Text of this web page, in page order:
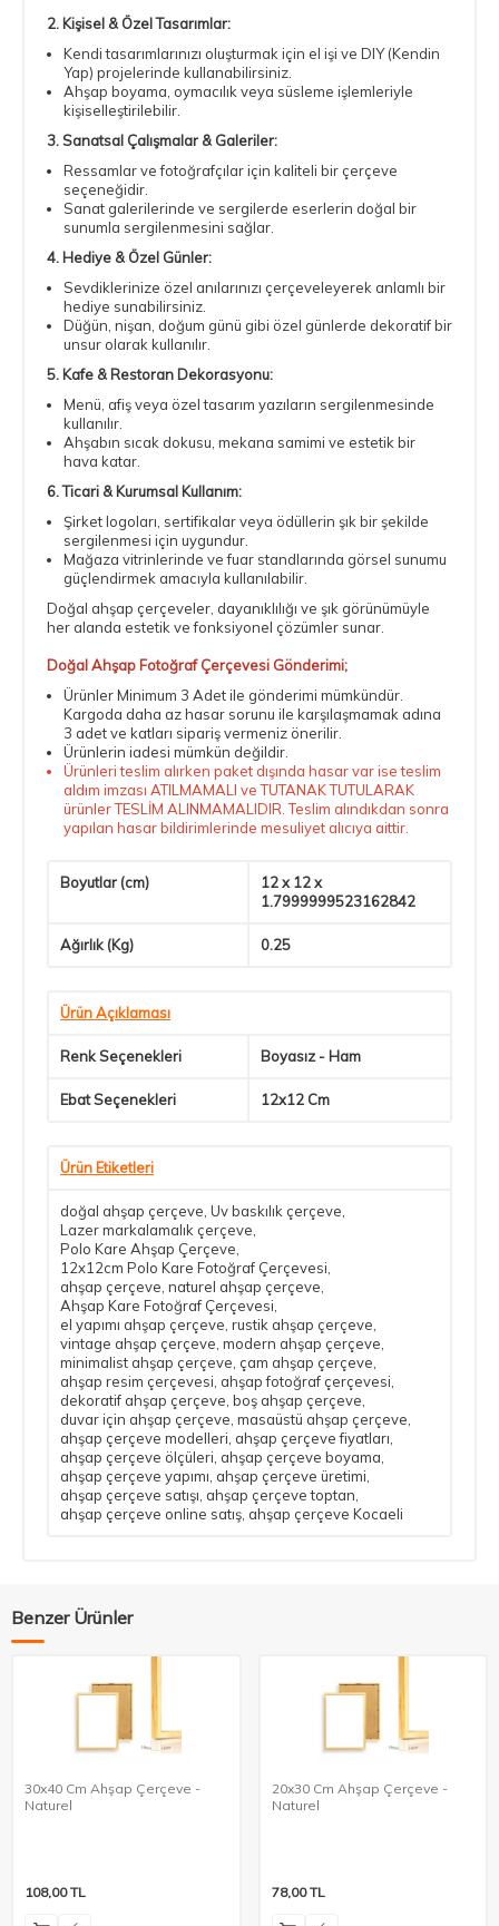
2. Kişisel & Özel Tasarımlar:
Kendi tasarımlarınızı oluşturmak için el işi ve DIY (Kendin
Yap) projelerinde kullanabilirsiniz.
Ahşap boyama, oymacılık veya süsleme işlemleriyle
kişiselleştirilebilir.
3. Sanatsal Çalışmalar & Galeriler:
Ressamlar ve fotoğrafçılar için kaliteli bir çerçeve
seçeneğidir.
Sanat galerilerinde ve sergilerde eserlerin doğal bir
sunumla sergilenmesini sağlar.
4. Hediye & Özel Günler:
Sevdiklerinize özel anılarınızı çerçeveleyerek anlamlı bir
hediye sunabilirsiniz.
Düğün, nişan, doğum günü gibi özel günlerde dekoratif bir
unsur olarak kullanılır.
5. Kafe & Restoran Dekorasyonu:
Menü, afiş veya özel tasarım yazıların sergilenmesinde
kullanılır.
Ahşabın sıcak dokusu, mekana samimi ve estetik bir
hava katar.
6. Ticari & Kurumsal Kullanım:
Şirket logoları, sertifikalar veya ödüllerin şık bir şekilde
sergilenmesi için uygundur.
Mağaza vitrinlerinde ve fuar standlarında görsel sunumu
güçlendirmek amacıyla kullanılabilir.
Doğal ahşap çerçeveler, dayanıklılığı ve şık görünümüyle
her alanda estetik ve fonksiyonel çözümler sunar.
Doğal Ahşap Fotoğraf Çerçevesi Gönderimi;
Ürünler Minimum 3 Adet ile gönderimi mümkündür.
Kargoda daha az hasar sorunu ile karşılaşmamak adına
3 adet ve katları sipariş vermeniz önerilir.
Ürünlerin iadesi mümkün değildir.
Ürünleri teslim alırken paket dışında hasar var ise teslim
aldım imzası ATILMAMALI ve TUTANAK TUTULARAK
ürünler TESLİM ALINMAMALIDIR. Teslim alındıkdan sonra
yapılan hasar bildirimlerinde mesuliyet alıcıya aittir.
Boyutlar (cm)
12 x 12 x
1.7999999523162842
Ağırlık (Kg) 0.25
Ürün Açıklaması
Renk Seçenekleri Boyasız - Ham
Ebat Seçenekleri 12x12 Cm
Ürün Etiketleri
doğal ahşap çerçeve Uv baskılık çerçeve
Lazer markalamalık çerçeve
Polo Kare Ahşap Çerçeve
12x12cm Polo Kare Fotoğraf Çerçevesi
ahşap çerçeve naturel ahşap çerçeve
Ahşap Kare Fotoğraf Çerçevesi
el yapımı ahşap çerçeve​ rustik ahşap çerçeve​
vintage ahşap çerçeve​ modern ahşap çerçeve​
minimalist ahşap çerçeve​ çam ahşap çerçeve​
ahşap resim çerçevesi​ ahşap fotoğraf çerçevesi​
dekoratif ahşap çerçeve​ boş ahşap çerçeve​
duvar için ahşap çerçeve​ masaüstü ahşap çerçeve​
ahşap çerçeve modelleri​ ahşap çerçeve fiyatları​
ahşap çerçeve ölçüleri​ ahşap çerçeve boyama​
ahşap çerçeve yapımı​ ahşap çerçeve üretimi​
ahşap çerçeve satışı​ ahşap çerçeve toptan​
ahşap çerçeve online satış​ ahşap çerçeve Kocaeli​
Benzer Ürünler
30x40 Cm Ahşap Çerçeve -
Naturel
108,00TL
20x30 Cm Ahşap Çerçeve -
Naturel
78,00TL